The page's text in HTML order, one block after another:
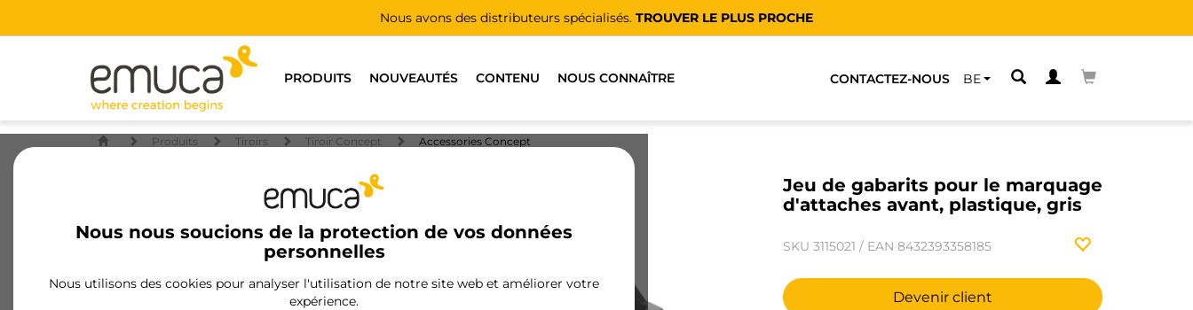
Nous avons des distributeurs spécialisés. TROUVER LE PLUS PROCHE
PRODUITS NOUVEAUTÉS CONTENU NOUS CONNAÎTRE CONTACTEZ-NOUS BE
Nous nous soucions de la protection de vos données
personnelles
Nous utilisons des cookies pour analyser l'utilisation de notre site web et améliorer votre
expérience.
Produits Tiroirs Tiroir Concept Accessories Concept
Jeu de gabarits pour le marquage
d'attaches avant, plastique, gris
SKU 3115021 / EAN 8432393358185
Devenir client